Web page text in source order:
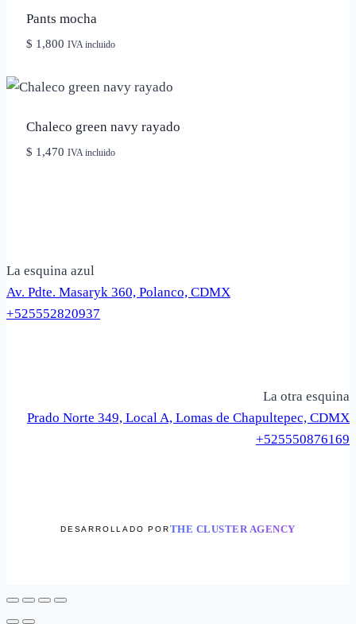
Pants mocha
$ 1,800 IVA incluido
Chaleco green navy rayado
$ 1,470 IVA incluido
La esquina azul
Av. Pdte. Masaryk 360, Polanco, CDMX
+525552820937
La otra esquina
Prado Norte 349, Local A, Lomas de Chapultepec, CDMX
+525550876169
DESARROLLADO PORTHE CLUSTER AGENCY